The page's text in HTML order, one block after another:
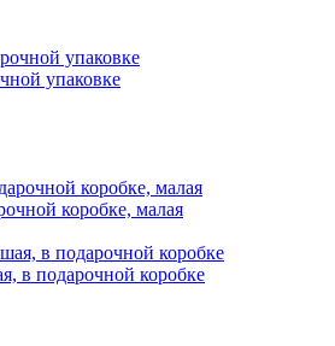
упаковке
коробке, малая
в подарочной коробке